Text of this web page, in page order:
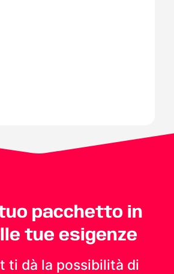
pacchetto in
tue esigenze
ti dà la possibilità di